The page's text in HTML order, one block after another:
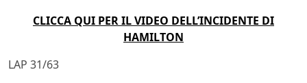
CLICCA QUI PER IL VIDEO DELL’INCIDENTE DI
HAMILTON
LAP 31/63